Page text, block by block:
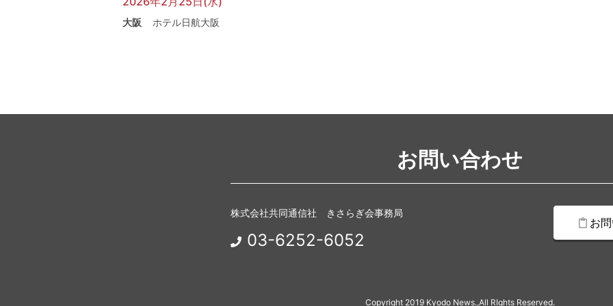
大阪 ホテル日航大阪
お問い合わせ
株式会社共同通信社 きさらぎ会事務局
03-6252-6052
お
Copyright 2019 Kyodo News.,All RIghts Reserved.